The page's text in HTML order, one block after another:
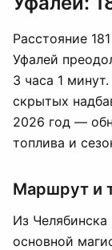
Расстояние
Уфалей
3 часа 1
скрытых
2026 год —
топлива и
Маршрут и
Из
основной